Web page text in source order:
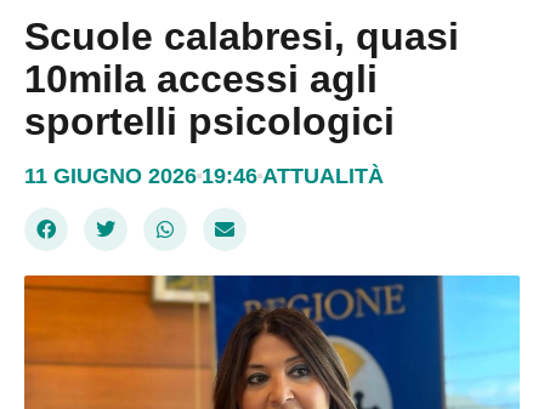
Scuole calabresi, quasi
10mila accessi agli
sportelli psicologici
11 GIUGNO 2026 19:46 ATTUALITÀ